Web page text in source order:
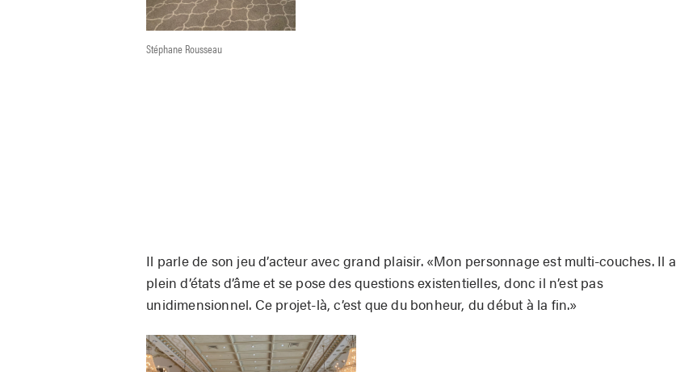
Stéphane Rousseau
Il parle de son jeu d’acteur avec grand plaisir. «Mon personnage est multi-couches. Il a
plein d’états d’âme et se pose des questions existentielles, donc il n’est pas
unidimensionnel. Ce projet-là, c’est que du bonheur, du début à la fin.»